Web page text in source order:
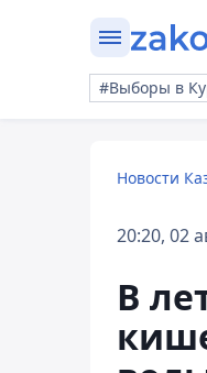
#Выборы в
Новости
20:20, 02
В